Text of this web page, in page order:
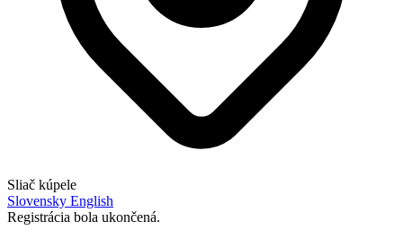
Sliač kúpele
Slovensky English
Registrácia bola ukončená.